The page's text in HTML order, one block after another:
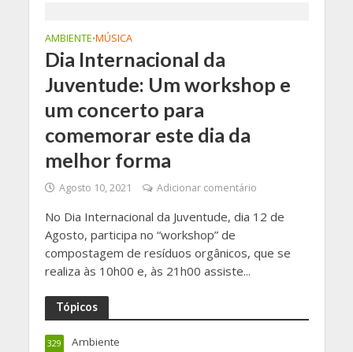
AMBIENTE•MÚSICA
Dia Internacional da
Juventude: Um workshop e
um concerto para
comemorar este dia da
melhor forma
Agosto 10, 2021 Adicionar comentário
No Dia Internacional da Juventude, dia 12 de
Agosto, participa no “workshop” de
compostagem de resíduos orgânicos, que se
realiza às 10h00 e, às 21h00 assiste...
Tópicos
Ambiente
329